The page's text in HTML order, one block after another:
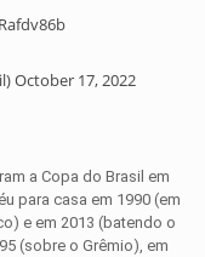
October 17, 2022
a Copa do Brasil em
para casa em 1990 (em
e em 2013 (batendo o
(sobre o Grêmio), em